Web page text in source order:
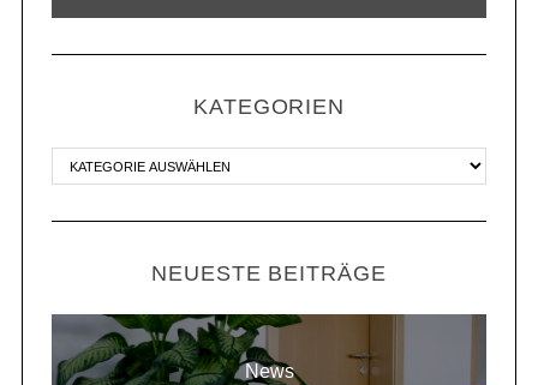
KATEGORIEN
NEUESTE BEITRÄGE
News